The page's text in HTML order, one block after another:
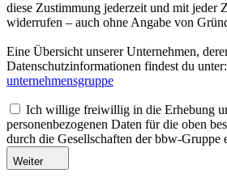
diese Zustimmung jederzeit und mit jeder
widerrufen – auch ohne Angabe von
Eine Übersicht unserer Unternehmen,
Datenschutzinformationen findest du unter:
unternehmensgruppe
Ich willige freiwillig in die Erhebung
personenbezogenen Daten für die oben
durch die Gesellschaften der bbw-Gruppe
Weiter